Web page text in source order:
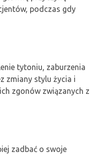
podczas gdy
tytoniu, zaburzenia
zmiany stylu życia i
zgonów związanych z
zadbać o swoje